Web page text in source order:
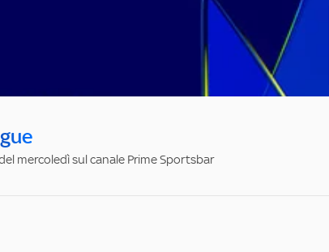
mercoledì sul canale Prime Sportsbar